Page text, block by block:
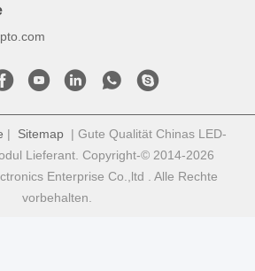
| Sitemap| Gute Qualität Chinas LED-
Lieferant. Copyright-© 2014-2026
Enterprise Co.,ltd . Alle Rechte
vorbehalten.